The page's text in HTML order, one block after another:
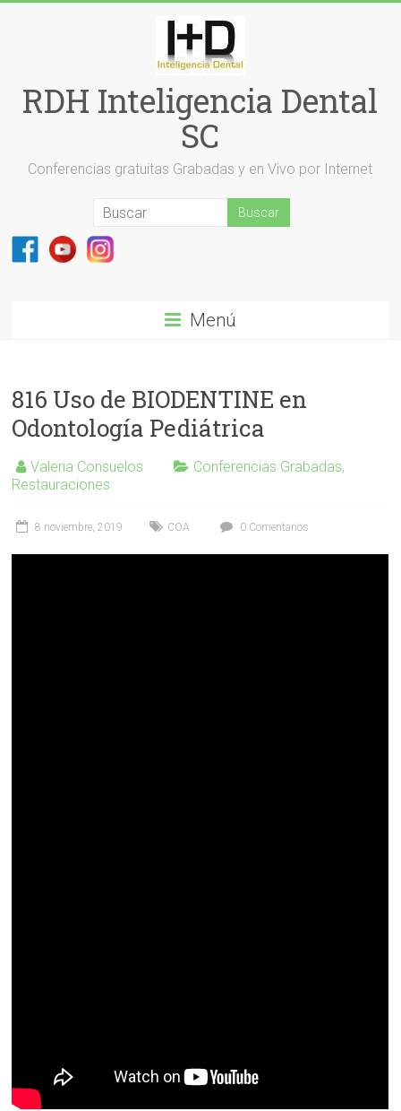
RDH Inteligencia Dental
SC
Conferencias gratuitas Grabadas y en Vivo por Internet
Menú
816 Uso de BIODENTINE en
Odontología Pediátrica
Valeria Consuelos Conferencias Grabadas,
Restauraciones
8 noviembre, 2019 COA 0 Comentarios